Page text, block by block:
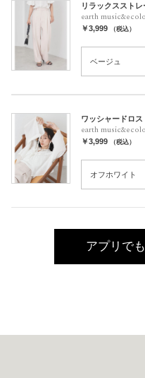
リラックスストレ
earth
￥3,999 （税込）
ワッシャードロ
earth
￥3,999 （税込）
アプリで